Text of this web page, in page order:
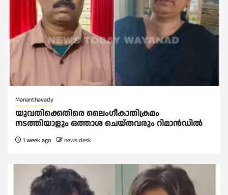
Mananthavady
യുവതിക്കെതിരെ ലൈംഗീകാതിക്രമം
നടത്തിയാളും ഒത്താശ ചെയ്തവരും റിമാൻഡിൽ
1 week ago news desk